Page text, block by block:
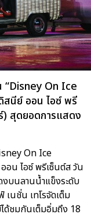
“Disney On Ice
นีย์ ออน ไอซ์ พรี
) สุดยอดการแสดง
On Ice
น ไอซ์ พรีเซ็นต์ส วัน
งบนลานน้ำแข็งระดับ
นชั่น เทโรจัดเต็ม
ได้ชมกันเต็มอิ่มถึง 18